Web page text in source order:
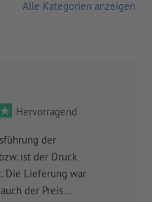
Hervorragend
der
ist der Druck
Die Lieferung war
der Preis...
Alle Kategorien anzeigen